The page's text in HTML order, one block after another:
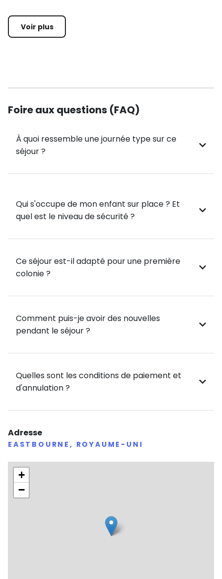
Entre ateliers artistiques (musique, danse, théâtre,
rythmée par des moments riches en découvertes et
Votre enfant explorera Londres et Brighton lors de 2
journées complètes, ainsi qu’Eastbourne à travers 2
demi-journées pour une immersion totale dans la
🎉 Des soirées internationales inoubliables !
expérience aussi enrichissante qu’amusante !
apprendre autrement ! 💬🌟
Voir plus
Foire aux questions (FAQ)
À quoi ressemble une journée type sur ce
séjour ?
Qui s'occupe de mon enfant sur place ? Et
quel est le niveau de sécurité ?
Ce séjour est-il adapté pour une première
colonie ?
Comment puis-je avoir des nouvelles
pendant le séjour ?
Quelles sont les conditions de paiement et
d'annulation ?
Adresse
EASTBOURNE, ROYAUME-UNI
+
−